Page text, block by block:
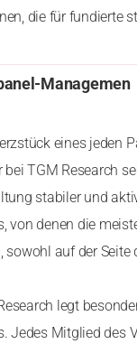
die für fundierte
Managemen
eines jeden
bei TGM Research
stabiler und
von denen die
sowohl auf der Seite
legt
Jedes Mitglied des